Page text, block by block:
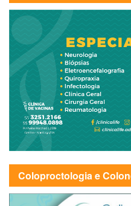
Coloproctologia e